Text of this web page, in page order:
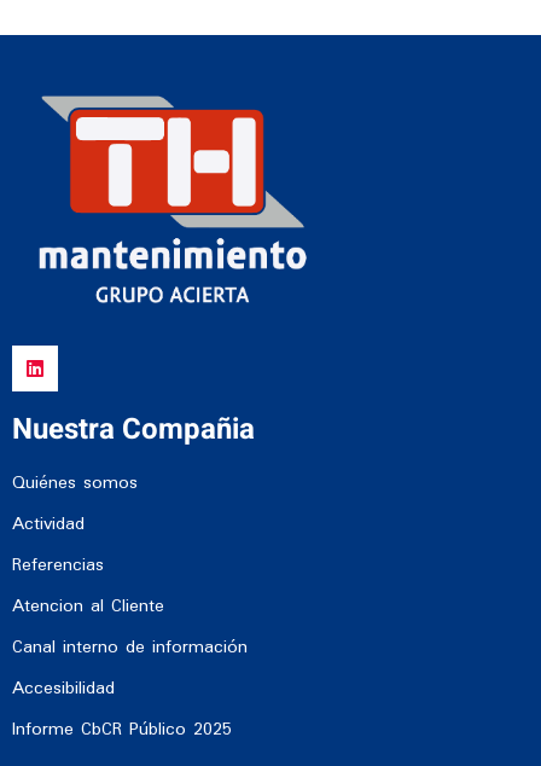
Nuestra Compañia
Quiénes somos
Actividad
Referencias
Atencion al Cliente
Canal interno de información
Accesibilidad
Informe CbCR Público 2025